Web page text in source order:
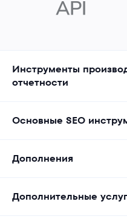
Инструменты
отчетности
Основные SEO
Дополнения
Дополнительные